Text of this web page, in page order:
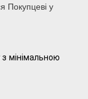
Покупцеві у
з мінімальною